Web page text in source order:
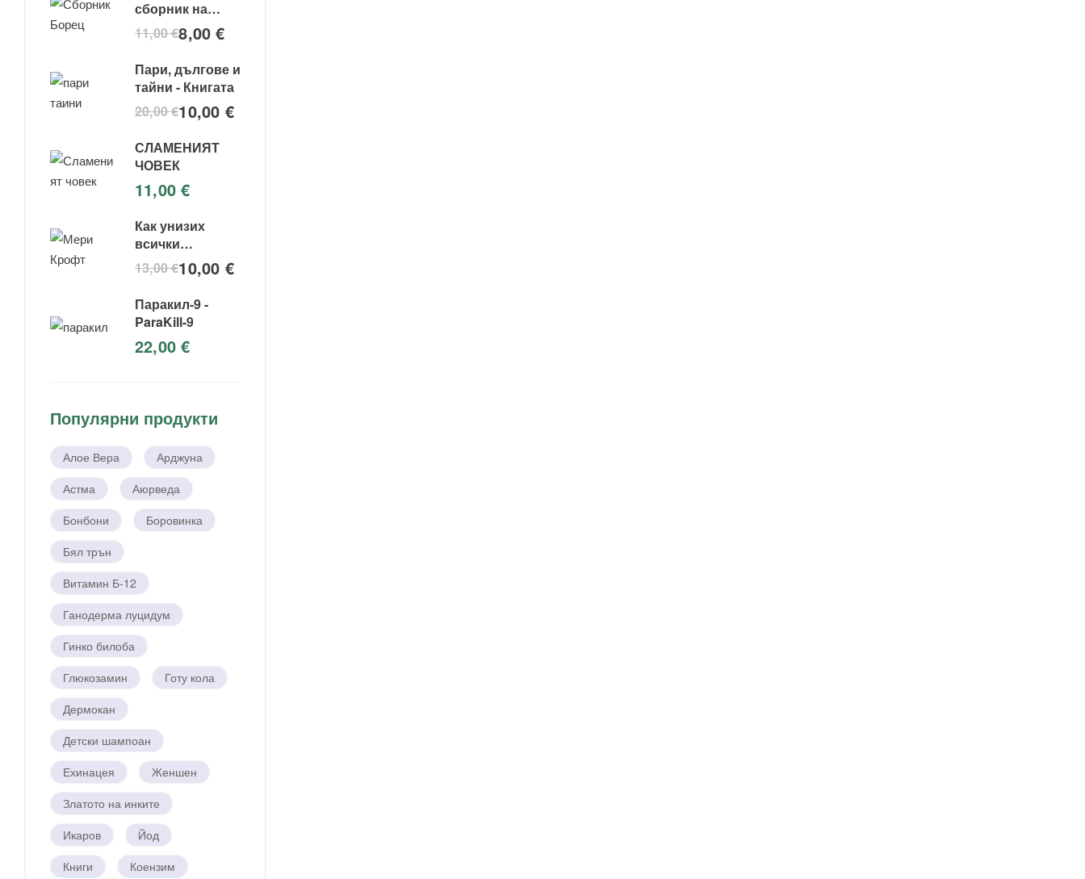
сборник на
съвременния
боец за свобода
11,00€8,00€
Пари, дългове и
тайни - Книгата
20,00€10,00 €
СЛАМЕНИЯТ
ЧОВЕК
11,00€
Как унизих
всички
институции -
Мери крофт
13,00€10,00 €
Паракил-9 -
ParaKill-9
22,00€
Популярни продукти
Алое Вера
Арджуна
Астма
Аюрведа
Бонбони
Боровинка
Бял трън
Витамин Б-12
Ганодерма луцидум
Гинко билоба
Глюкозамин
Готу кола
Дермокан
Детски шампоан
Ехинацея
Женшен
Златото на инките
Икаров
Йод
Книги
Коензим